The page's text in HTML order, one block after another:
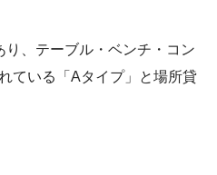
、テーブル・ベンチ・コン
ている「Aタイプ」と場所貸